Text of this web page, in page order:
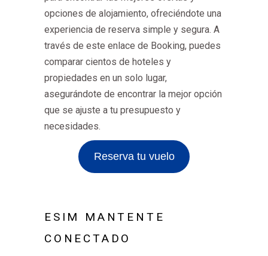
opciones de alojamiento, ofreciéndote una
experiencia de reserva simple y segura. A
través de este enlace de Booking, puedes
comparar cientos de hoteles y
propiedades en un solo lugar,
asegurándote de encontrar la mejor opción
que se ajuste a tu presupuesto y
necesidades.
Reserva tu vuelo
ESIM MANTENTE
CONECTADO